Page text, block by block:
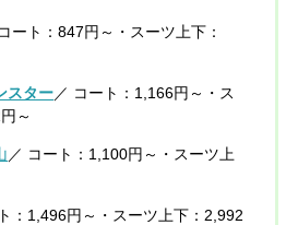
ート：847円～・スーツ上下：
スター／ コート：1,166円～・ス
～
／ コート：1,100円～・スーツ上
：1,496円～・スーツ上下：2,992